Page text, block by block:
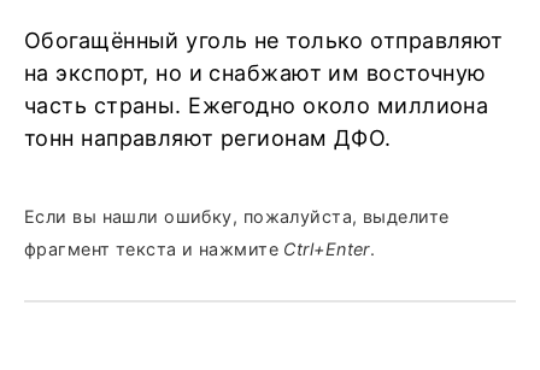
Обогащённый уголь не только отправляют
на экспорт, но и снабжают им восточную
часть страны. Ежегодно около миллиона
тонн направляют регионам ДФО.
Если вы нашли ошибку, пожалуйста, выделите
фрагмент текста и нажмите Ctrl+Enter.